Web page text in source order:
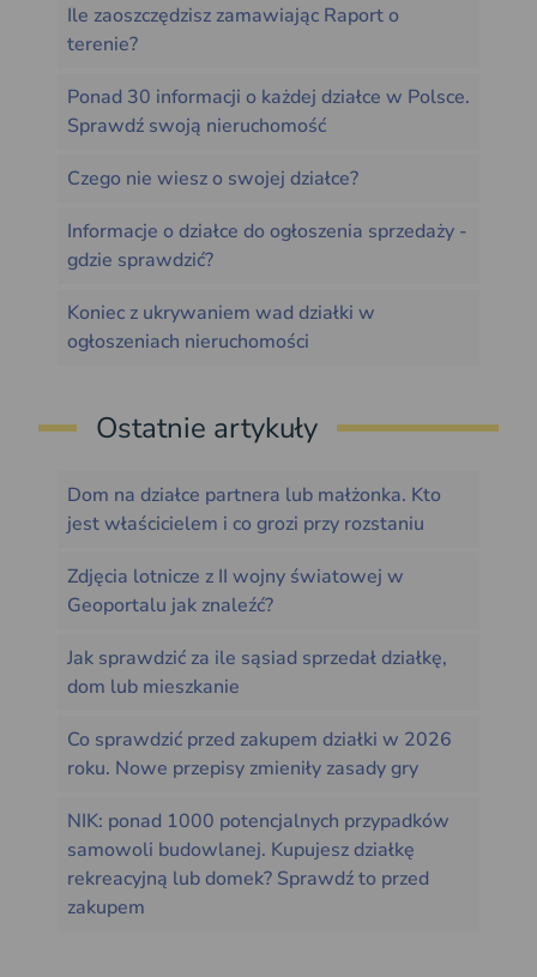
Ile zaoszczędzisz zamawiając Raport o
terenie?
Ponad 30 informacji o każdej działce w Polsce.
Sprawdź swoją nieruchomość
Czego nie wiesz o swojej działce?
Informacje o działce do ogłoszenia sprzedaży -
gdzie sprawdzić?
Koniec z ukrywaniem wad działki w
ogłoszeniach nieruchomości
Ostatnie artykuły
Dom na działce partnera lub małżonka. Kto
jest właścicielem i co grozi przy rozstaniu
Zdjęcia lotnicze z II wojny światowej w
Geoportalu jak znaleźć?
Jak sprawdzić za ile sąsiad sprzedał działkę,
dom lub mieszkanie
Co sprawdzić przed zakupem działki w 2026
roku. Nowe przepisy zmieniły zasady gry
NIK: ponad 1000 potencjalnych przypadków
samowoli budowlanej. Kupujesz działkę
rekreacyjną lub domek? Sprawdź to przed
zakupem